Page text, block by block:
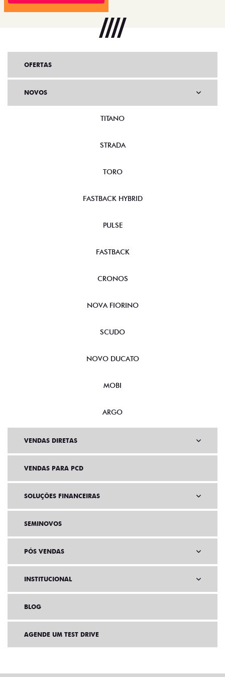
OFERTAS
NOVOS
TITANO
STRADA
TORO
FASTBACK HYBRID
PULSE
FASTBACK
CRONOS
NOVA FIORINO
SCUDO
NOVO DUCATO
MOBI
ARGO
VENDAS DIRETAS
VENDAS PARA PCD
SOLUÇÕES FINANCEIRAS
SEMINOVOS
PÓS VENDAS
INSTITUCIONAL
BLOG
AGENDE UM TEST DRIVE